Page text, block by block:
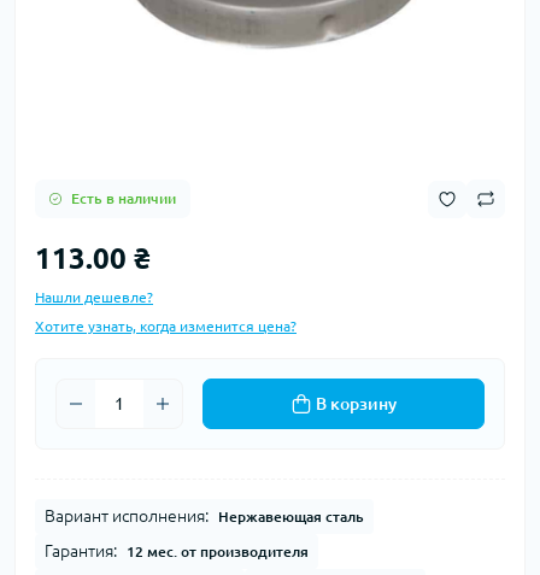
Есть в наличии
113.00 ₴
Нашли дешевле?
Хотите узнать, когда изменится цена?
В корзину
Вариант исполнения: Нержавеющая сталь
Гарантия: 12 мес. от производителя